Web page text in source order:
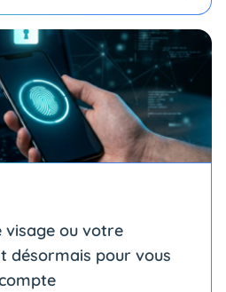
visage ou votre
désormais pour vous